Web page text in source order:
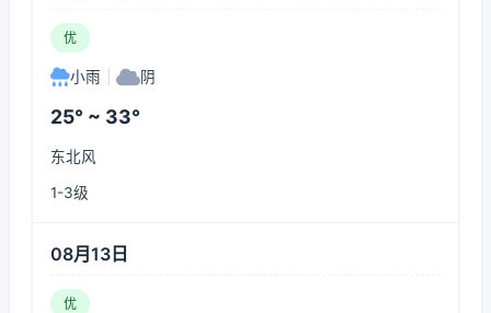
优
小雨 阴
25° ~ 33°
东北风
1-3级
08月13日
优